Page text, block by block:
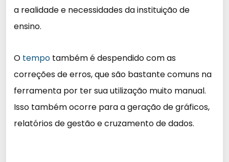
a realidade e necessidades da instituição de
ensino.
O tempo também é despendido com as
correções de erros, que são bastante comuns na
ferramenta por ter sua utilização muito manual.
Isso também ocorre para a geração de gráficos,
relatórios de gestão e cruzamento de dados.